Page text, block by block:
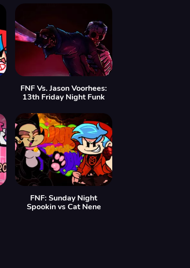
FNF Vs. Jason Voorhees:
13th Friday Night Funk
FNF: Sunday Night
Spookin vs Cat Nene